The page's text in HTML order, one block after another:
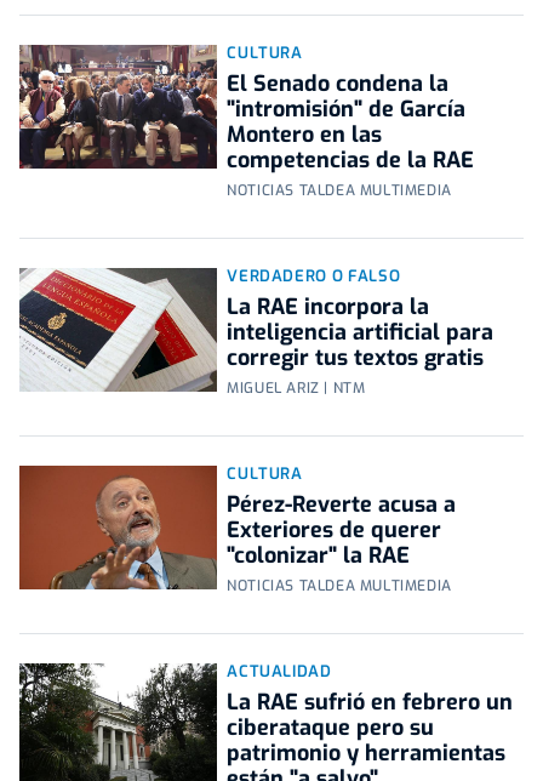
CULTURA
El Senado condena la
"intromisión" de García
Montero en las
competencias de la RAE
NOTICIAS TALDEA MULTIMEDIA
VERDADERO O FALSO
La RAE incorpora la
inteligencia artificial para
corregir tus textos gratis
MIGUEL ARIZ | NTM
CULTURA
Pérez-Reverte acusa a
Exteriores de querer
"colonizar" la RAE
NOTICIAS TALDEA MULTIMEDIA
ACTUALIDAD
La RAE sufrió en febrero un
ciberataque pero su
patrimonio y herramientas